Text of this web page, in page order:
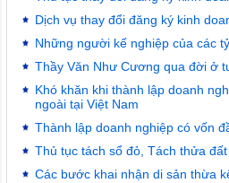
Dịch vụ thay đổi đăng ký kinh
Những người kế nghiệp của các
Thầy Văn Như Cương qua đời ở
Khó khăn khi thành lập doanh
ngoài tại Việt Nam
Thành lập doanh nghiệp có vốn
Thủ tục tách sổ đỏ, Tách thửa đất
Các bước khai nhận di sản thừa